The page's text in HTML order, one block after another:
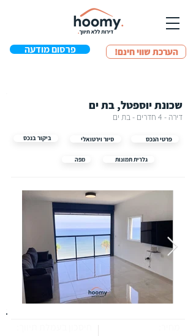
פרסום מודעה !הערכת שווי חינם
שכונת יוספטל, בת ים
דירה - 4 חדרים - בת ים
פרטי הנכס סיור וירטואלי ביקור בנכס
גלרית תמונות מפה